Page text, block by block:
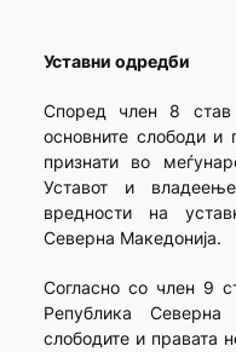
Уставни одредби
Според член 8
основните слободи и
признати во
Уставот и
вредности на
Северна Македонија.
Согласно со член 9
Република
слободите и правата